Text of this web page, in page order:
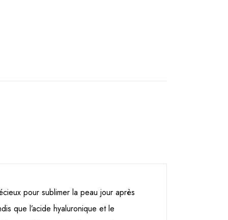
pour sublimer la peau jour après
que l’acide hyaluronique et le